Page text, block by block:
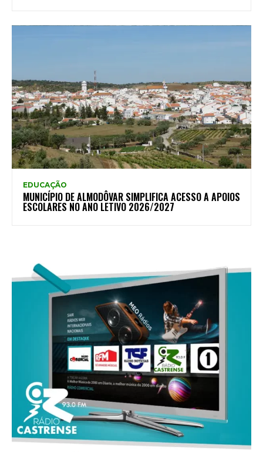
EDUCAÇÃO
MUNICÍPIO DE ALMODÔVAR SIMPLIFICA ACESSO A APOIOS
ESCOLARES NO ANO LETIVO 2026/2027